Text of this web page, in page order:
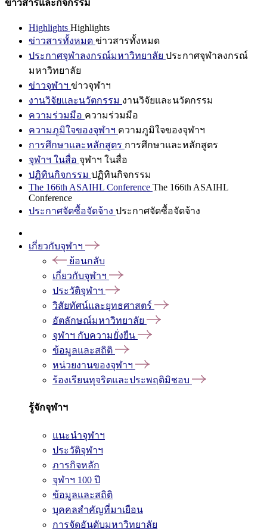
ข่าวสารและกิจกรรม
Highlights Highlights
ข่าวสารทั้งหมด ข่าวสารทั้งหมด
ประกาศจุฬาลงกรณ์มหาวิทยาลัย ประกาศจุฬาลงกรณ์
มหาวิทยาลัย
ข่าวจุฬาฯ ข่าวจุฬาฯ
งานวิจัยและนวัตกรรม งานวิจัยและนวัตกรรม
ความร่วมมือ ความร่วมมือ
ความภูมิใจของจุฬาฯ ความภูมิใจของจุฬาฯ
การศึกษาและหลักสูตร การศึกษาและหลักสูตร
จุฬาฯ ในสื่อ จุฬาฯ ในสื่อ
ปฏิทินกิจกรรม ปฏิทินกิจกรรม
The 166th ASAIHL Conference The 166th ASAIHL
Conference
ประกาศจัดซื้อจัดจ้าง ประกาศจัดซื้อจัดจ้าง
เกี่ยวกับจุฬาฯ
ย้อนกลับ
เกี่ยวกับจุฬาฯ
ประวัติจุฬาฯ
วิสัยทัศน์และยุทธศาสตร์
อัตลักษณ์มหาวิทยาลัย
จุฬาฯ กับความยั่งยืน
ข้อมูลและสถิติ
หน่วยงานของจุฬาฯ
ร้องเรียนทุจริตและประพฤติมิชอบ
รู้จักจุฬาฯ
แนะนำจุฬาฯ
ประวัติจุฬาฯ
ภารกิจหลัก
จุฬาฯ 100 ปี
ข้อมูลและสถิติ
บุคคลสำคัญที่มาเยือน
การจัดอันดับมหาวิทยาลัย